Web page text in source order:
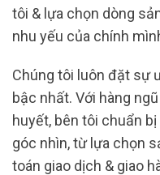
tôi & lựa chọn dòng
nhu yếu của chính
Chúng tôi luôn đặt sự
bậc nhất. Với hàng
huyết, bên tôi chuẩn
góc nhìn, từ lựa chọn
toán giao dịch & giao